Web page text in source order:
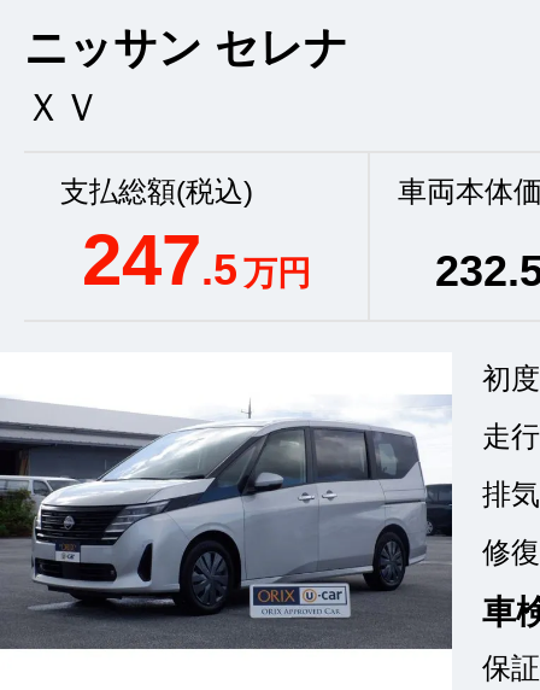
ニッサン セレナ
ＸＶ
支払総額(税込)
247.5万円
車両本体
232
初
走
排
修
車
保証